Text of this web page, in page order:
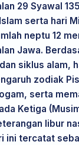
29 Syawal
serta hari
neptu 12
Jawa.
siklus alam,
zodiak
serta
Ketiga
libur
ini tercatat